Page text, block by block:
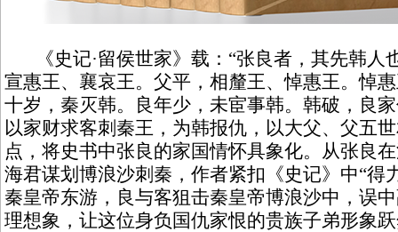
《史记·留侯世家》载：“张良者，其先韩人
宣惠王、襄哀王。父平，相釐王、悼惠王。悼
十岁，秦灭韩。良年少，未宦事韩。韩破，良
以家财求客刺秦王，为韩报仇，以大父、父五
点，将史书中张良的家国情怀具象化。从张良
海君谋划博浪沙刺秦，作者紧扣《史记》中“得
秦皇帝东游，良与客狙击秦皇帝博浪沙中，误
理想象，让这位身负国仇家恨的贵族子弟形象